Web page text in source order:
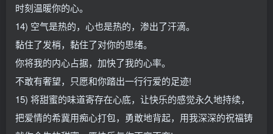
时刻温暖你的心。
14) 空气是热的，心也是热的，渗出了汗滴。
黏住了发梢，黏住了对你的思绪。
你将我的内心占据，加快了我的心率。
不敢有奢望，只愿和你踏出一行行爱的足迹!
15) 将甜蜜的味道寄存在心底，让快乐的感觉永久地持续，
把爱情的希冀用痴心打包，勇敢地背起，用我深深的祝福铸